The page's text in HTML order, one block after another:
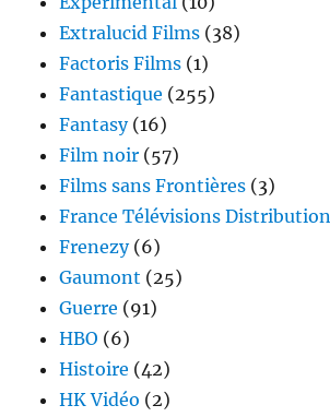
Extralucid Films (38)
Factoris Films (1)
Fantastique (255)
Fantasy(16)
Film noir (57)
Films sans Frontières (3)
France Télévisions Distribution
Frenezy(6)
Gaumont (25)
Guerre (91)
HBO (6)
Histoire (42)
HK Vidéo (2)